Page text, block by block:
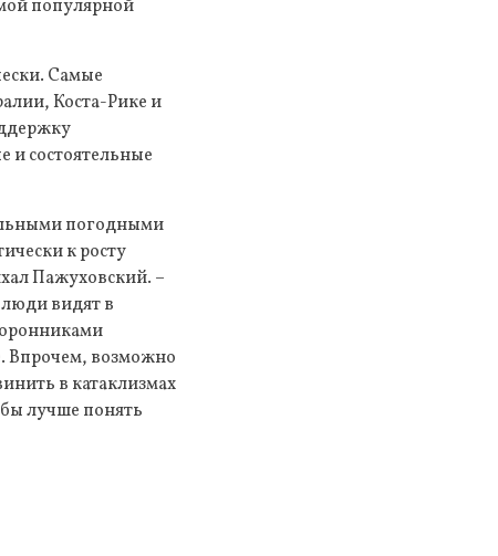
популярной
Самые
Коста-Рике и
и состоятельные
погодными
к росту
Пажуховский. –
видят в
Впрочем, возможно
в катаклизмах
лучше понять